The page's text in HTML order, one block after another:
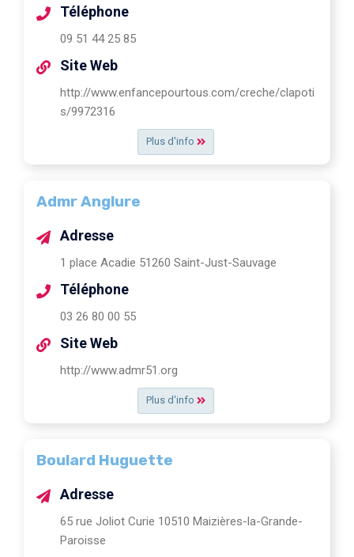
Plus d'info
Téléphone
09 51 44 25 85
Site Web
http://www.enfancepourtous.com/creche/clapoti
s/9972316
Admr Anglure
Plus d'info
Adresse
1 place Acadie 51260 Saint-Just-Sauvage
Téléphone
03 26 80 00 55
Site Web
http://www.admr51.org
Boulard Huguette
Adresse
65 rue Joliot Curie 10510 Maizières-la-Grande-
Paroisse